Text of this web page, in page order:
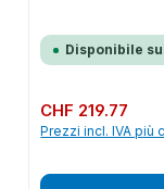
Disponibile
Prezzo normale:
CHF 219.77
Prezzi incl. IVA